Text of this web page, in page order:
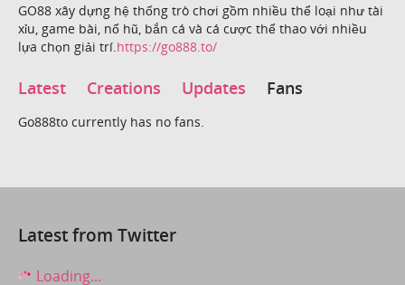
GO88 xây dựng hệ thống trò chơi gồm nhiều thể loại như tài
xỉu, game bài, nổ hũ, bắn cá và cá cược thể thao với nhiều
lựa chọn giải trí.https://go888.to/
Latest Creations Updates Fans
Go888to currently has no fans.
Latest from Twitter
Loading...